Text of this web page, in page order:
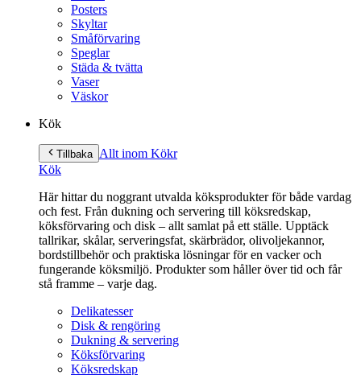
Posters
Skyltar
Småförvaring
Speglar
Städa & tvätta
Vaser
Väskor
Kök
Tillbaka Allt inom Kökr
Kök
Här hittar du noggrant utvalda köksprodukter för både vardag
och fest. Från dukning och servering till köksredskap,
köksförvaring och disk – allt samlat på ett ställe. Upptäck
tallrikar, skålar, serveringsfat, skärbrädor, olivoljekannor,
bordstillbehör och praktiska lösningar för en vacker och
fungerande köksmiljö. Produkter som håller över tid och får
stå framme – varje dag.
Delikatesser
Disk & rengöring
Dukning & servering
Köksförvaring
Köksredskap